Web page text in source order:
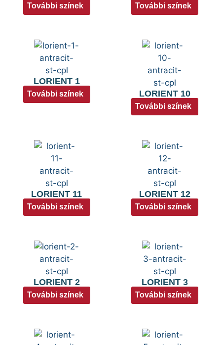
További színek További színek
LORIENT 1
További színek LORIENT 10
További színek
LORIENT 11
További színek
LORIENT 12
További színek
LORIENT 2
További színek
LORIENT 3
További színek